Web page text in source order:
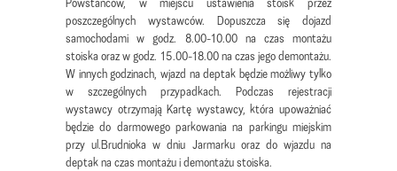
poszczególnych wystawców. Dopuszcza się dojazd
samochodami w godz. 8.00-10.00 na czas montażu
stoiska oraz w godz. 15.00-18.00 na czas jego demontażu.
W innych godzinach, wjazd na deptak będzie możliwy tylko
w szczególnych przypadkach. Podczas rejestracji
wystawcy otrzymają Kartę wystawcy, która upoważniać
będzie do darmowego parkowania na parkingu miejskim
przy ul.Brudnioka w dniu Jarmarku oraz do wjazdu na
deptak na czas montażu i demontażu stoiska.